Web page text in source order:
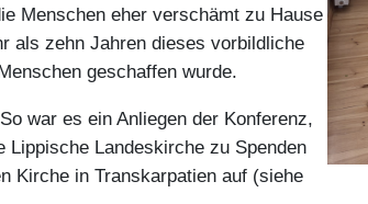
Menschen eher verschämt zu Hause
als zehn Jahren dieses vorbildliche
geschaffen wurde.
war es ein Anliegen der Konferenz,
Landeskirche zu Spenden
Kirche in Transkarpatien auf (siehe